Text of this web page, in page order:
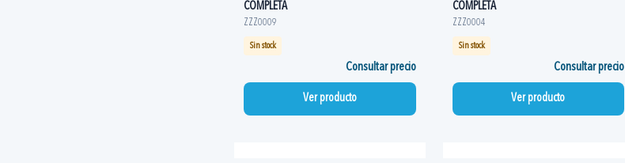
COMPLETA
ZZZ0009
Sin stock
Consultar precio
Ver producto
COMPLETA
ZZZ0004
Sin stock
Consultar precio
Ver producto